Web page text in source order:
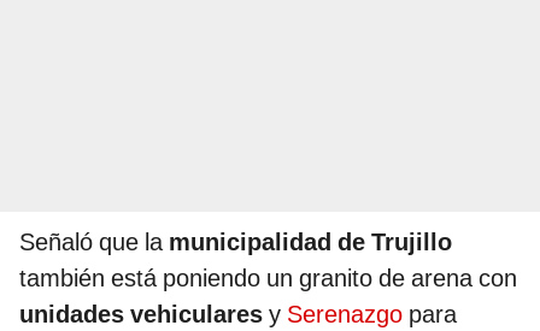
Señaló que la municipalidad de Trujillo
también está poniendo un granito de arena con
unidades vehiculares y Serenazgo para